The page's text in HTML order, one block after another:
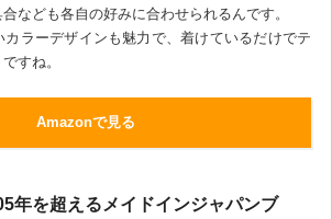
なども各自の好みに合わせられるんです。
カラーデザインも魅力で、着けているだけでテ
すね。
Amazonで見る
年を超えるメイドインジャパンブ